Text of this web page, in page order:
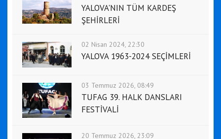
YALOVA'NIN TÜM KARDEŞ
ŞEHİRLERİ
02 Nisan 2024, 22:30
YALOVA 1963-2024 SEÇİMLERİ
03 Temmuz 2026, 08:49
TUFAG 39. HALK DANSLARI
FESTİVALİ
20 Temmuz 2026, 23:09